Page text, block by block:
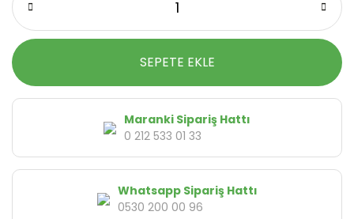
SEPETE EKLE
Maranki Sipariş Hattı
0 212 533 01 33
Whatsapp Sipariş Hattı
0530 200 00 96